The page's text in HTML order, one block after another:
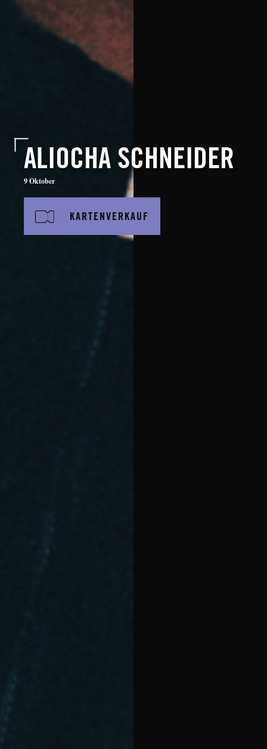
ALIOCHA SCHNEIDER
9 Oktober
KARTENVERKAUF